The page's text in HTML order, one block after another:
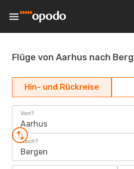
Flüge von Aarhus nach
Hin- und Rückreise
Von?
Aarhus
Nach?
Bergen